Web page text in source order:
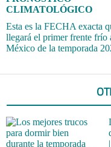
CLIMATOLÓGICO
Esta es la FECHA exacta
llegará el primer frente frío
México de la temporada